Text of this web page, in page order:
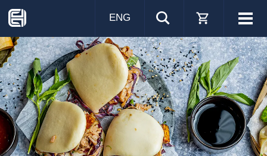
Visa
ENG